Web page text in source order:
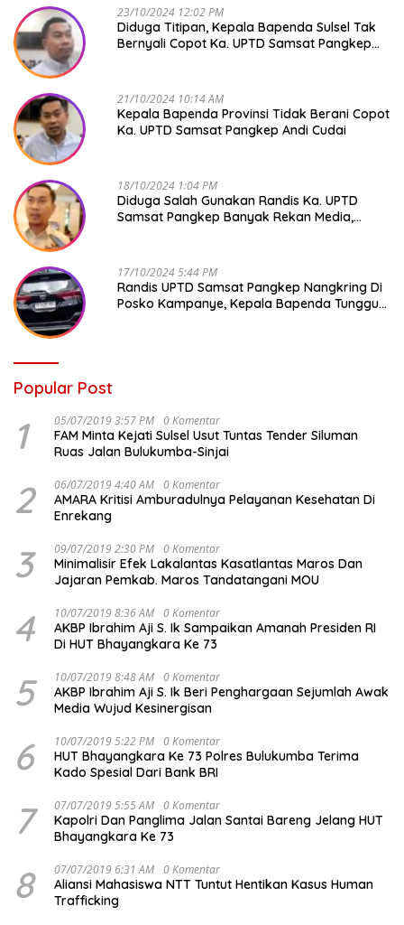
23/10/2024 12:02 PM
Diduga Titipan, Kepala Bapenda Sulsel Tak
Bernyali Copot Ka. UPTD Samsat Pangkep
21/10/2024 10:14 AM
Kepala Bapenda Provinsi Tidak Berani Copot
Ka. UPTD Samsat Pangkep Andi Cudai
18/10/2024 1:04 PM
Diduga Salah Gunakan Randis Ka. UPTD
Samsat Pangkep Banyak Rekan Media,
17/10/2024 5:44 PM
Randis UPTD Samsat Pangkep Nangkring Di
Posko Kampanye, Kepala Bapenda Tunggu
Popular Post
1 05/07/2019 3:57 PM 0 Komentar
FAM Minta Kejati Sulsel Usut Tuntas Tender Siluman
Ruas Jalan Bulukumba-Sinjai
2 06/07/2019 4:40 AM 0 Komentar
AMARA Kritisi Amburadulnya Pelayanan Kesehatan Di
Enrekang
3 09/07/2019 2:30 PM 0 Komentar
Minimalisir Efek Lakalantas Kasatlantas Maros Dan
Jajaran Pemkab. Maros Tandatangani MOU
4 10/07/2019 8:36 AM 0 Komentar
AKBP Ibrahim Aji S. Ik Sampaikan Amanah Presiden RI
Di HUT Bhayangkara Ke 73
5 10/07/2019 8:48 AM 0 Komentar
AKBP Ibrahim Aji S. Ik Beri Penghargaan Sejumlah Awak
Media Wujud Kesinergisan
6 10/07/2019 5:22 PM 0 Komentar
HUT Bhayangkara Ke 73 Polres Bulukumba Terima
Kado Spesial Dari Bank BRI
7 07/07/2019 5:55 AM 0 Komentar
Kapolri Dan Panglima Jalan Santai Bareng Jelang HUT
Bhayangkara Ke 73
8 07/07/2019 6:31 AM 0 Komentar
Aliansi Mahasiswa NTT Tuntut Hentikan Kasus Human
Trafficking